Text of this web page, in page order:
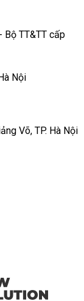
Bộ TT&TT cấp
Nội
Võ, TP. Hà Nội